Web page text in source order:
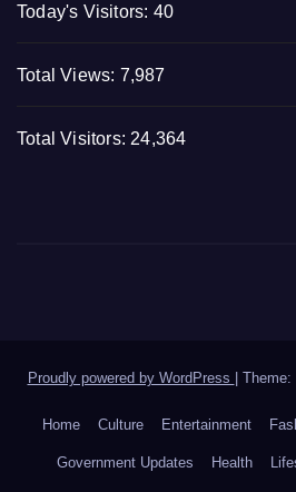
Today's Visitors: 40
Total Views: 7,987
Total Visitors: 24,364
Proudly powered by WordPress Theme:
Home Culture Entertainment
Government Updates Health